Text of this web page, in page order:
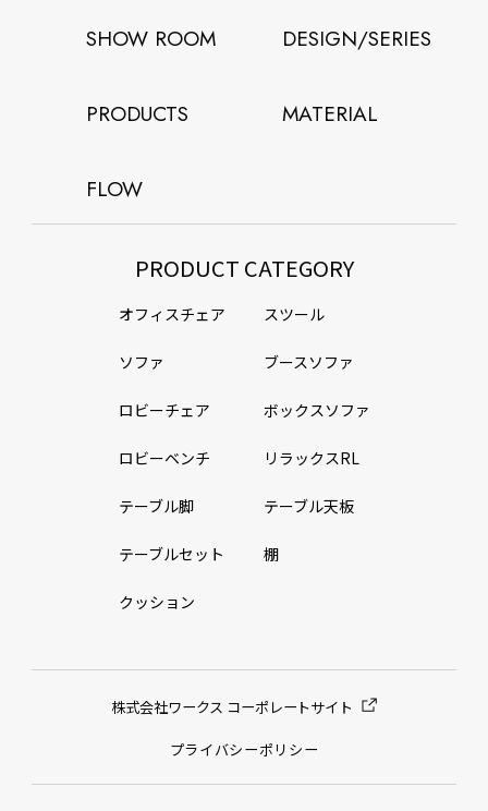
SHOW ROOM DESIGN/SERIES
PRODUCTS MATERIAL
FLOW
PRODUCT CATEGORY
オフィスチェア スツール
ソファ ブースソファ
ロビーチェア ボックスソファ
ロビーベンチ リラックスRL
テーブル脚 テーブル天板
テーブルセット 棚
クッション
株式会社ワークス コーポレートサイト
プライバシーポリシー